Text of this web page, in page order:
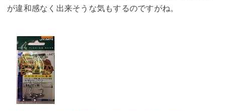
が違和感なく出来そうな気もするのですがね。